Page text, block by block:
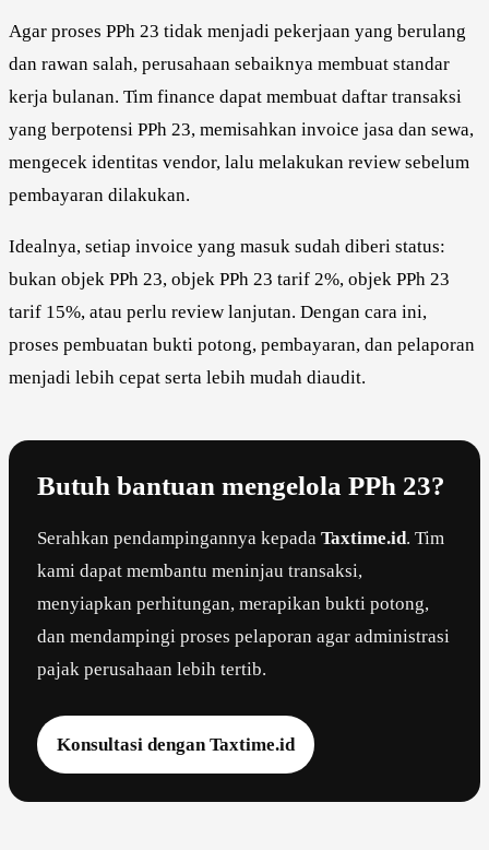
Agar proses PPh 23 tidak menjadi pekerjaan yang berulang
dan rawan salah, perusahaan sebaiknya membuat standar
kerja bulanan. Tim finance dapat membuat daftar transaksi
yang berpotensi PPh 23, memisahkan invoice jasa dan sewa,
mengecek identitas vendor, lalu melakukan review sebelum
pembayaran dilakukan.
Idealnya, setiap invoice yang masuk sudah diberi status:
bukan objek PPh 23, objek PPh 23 tarif 2%, objek PPh 23
tarif 15%, atau perlu review lanjutan. Dengan cara ini,
proses pembuatan bukti potong, pembayaran, dan pelaporan
menjadi lebih cepat serta lebih mudah diaudit.
Butuh bantuan mengelola PPh 23?
Serahkan pendampingannya kepada Taxtime.id. Tim
kami dapat membantu meninjau transaksi,
menyiapkan perhitungan, merapikan bukti potong,
dan mendampingi proses pelaporan agar administrasi
pajak perusahaan lebih tertib.
Konsultasi dengan Taxtime.id